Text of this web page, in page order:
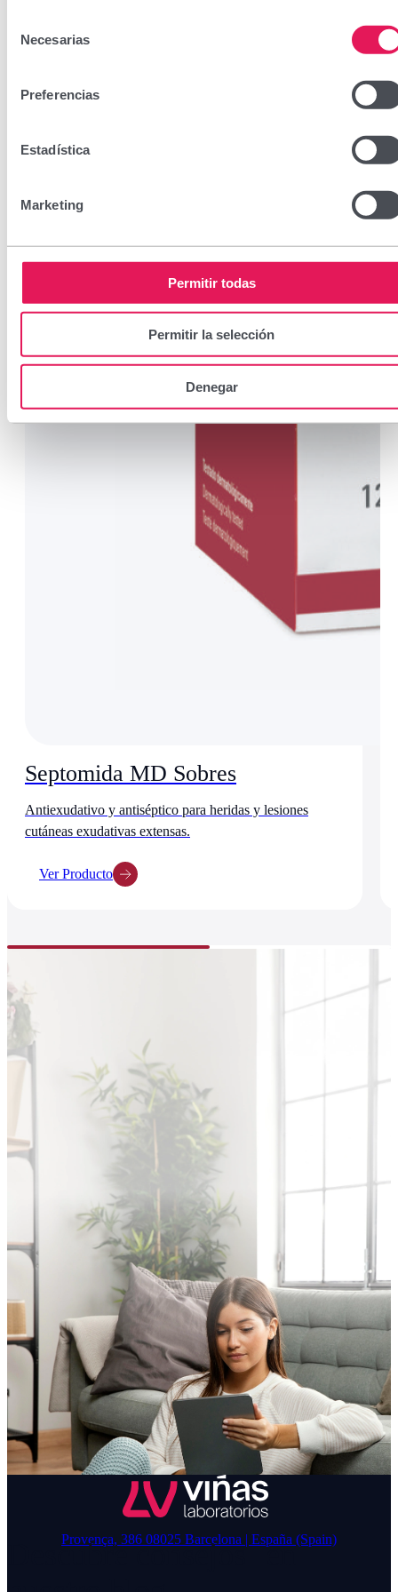
Necesarias
Preferencias
Estadística
Marketing
Permitir todas
Permitir la selección
Denegar
Septomida MD Sobres
Antiexudativo y antiséptico para heridas y lesiones
cutáneas exudativas extensas.
Ver Producto
Descubre consejos en
Provença, 386 08025 Barcelona | España (Spain)